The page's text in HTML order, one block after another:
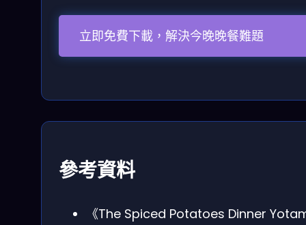
立即免費下載，解決今晚晚餐難題
參考資料
《The Spiced Potatoes Dinner